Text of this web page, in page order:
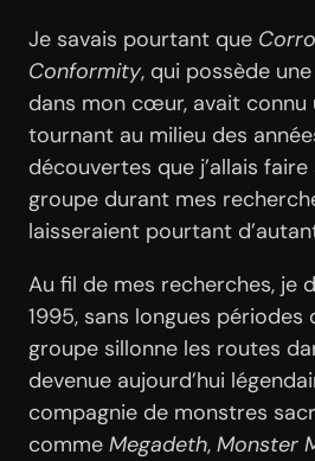
Je savais pourtant que
Conformity, qui possède
dans mon cœur, avait connu
tournant au milieu des
découvertes que j’allais faire
groupe durant mes
laisseraient pourtant
Au fil de mes recherches, je
1995, sans longues périodes
groupe sillonne les routes
devenue aujourd’hui
compagnie de monstres
comme Megadeth, Monster